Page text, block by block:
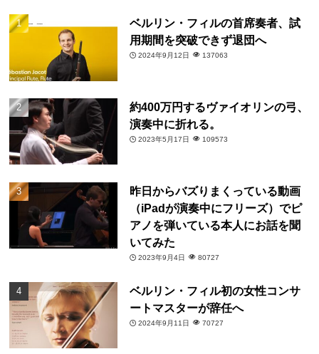
ベルリン・フィルの首席奏者、試
用期間を突破できず退団へ
2024年9月12日 137063
約400万円するヴァイオリンの弓、
演奏中に折れる。
2023年5月17日 109573
昨日からバズりまくっている動画
（iPadが演奏中にフリーズ）でピ
アノを弾いている本人にお話を聞
いてみた
2023年9月4日 80727
ベルリン・フィル初の女性コンサ
ートマスターが辞任へ
2024年9月11日 70727